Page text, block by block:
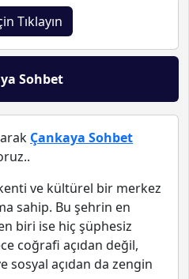
Tıklayın
Sohbet
Çankaya Sohbet
ve kültürel bir merkez
sahip. Bu şehrin en
biri ise hiç şüphesiz
coğrafi açıdan değil,
sosyal açıdan da zengin